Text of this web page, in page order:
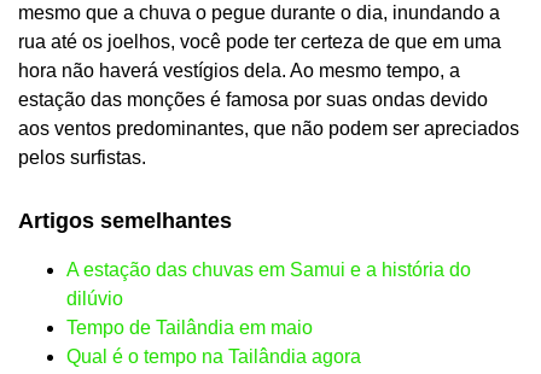
mesmo que a chuva o pegue durante o dia, inundando a
rua até os joelhos, você pode ter certeza de que em uma
hora não haverá vestígios dela. Ao mesmo tempo, a
estação das monções é famosa por suas ondas devido
aos ventos predominantes, que não podem ser apreciados
pelos surfistas.
Artigos semelhantes
A estação das chuvas em Samui e a história do
dilúvio
Tempo de Tailândia em maio
Qual é o tempo na Tailândia agora